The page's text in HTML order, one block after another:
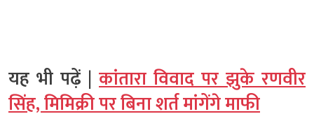
यह भी पढ़ें | कांतारा विवाद पर झुके रणवीर
सिंह, मिमिक्री पर बिना शर्त मांगेंगे माफी